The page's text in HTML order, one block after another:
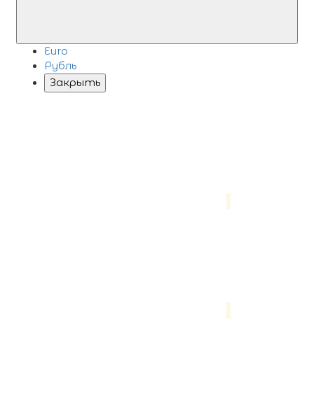
Euro
Рубль
Закрыть